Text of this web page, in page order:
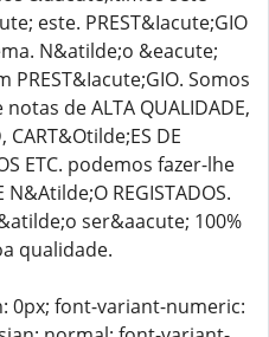
este. PREST&Iacute;GIO
N&atilde;o &eacute;
Somos
de ALTA QUALIDADE,
DE
ETC. podemos fazer-lhe
REGISTADOS.
ser&aacute; 100%
qualidade.
0px; font-variant-numeric: